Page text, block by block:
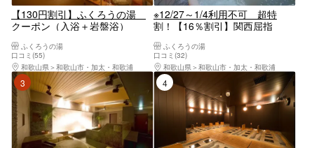
【130円割引】ふくろうの湯
クーポン（入浴＋岩盤浴）
ふくろうの湯
口コミ(55)
和歌山県
和歌山市・加太・和歌浦
※12/27～1/4利用不可 超特
割！【16％割引】関西屈指
くろうの湯 入浴券
ふくろうの湯
口コミ(32)
和歌山県
和歌山市・加太・和歌浦
3位 4位